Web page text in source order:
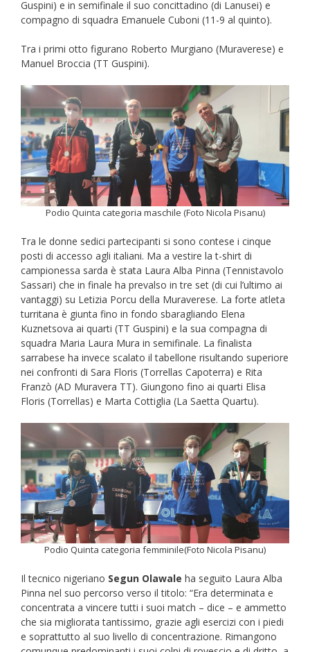
Guspini) e in semifinale il suo concittadino (di Lanusei) e
compagno di squadra Emanuele Cuboni (11-9 al quinto).
Tra i primi otto figurano Roberto Murgiano (Muraverese) e
Manuel Broccia (TT Guspini).
Podio Quinta categoria maschile (Foto Nicola Pisanu)
Tra le donne sedici partecipanti si sono contese i cinque
posti di accesso agli italiani. Ma a vestire la t-shirt di
campionessa sarda è stata Laura Alba Pinna (Tennistavolo
Sassari) che in finale ha prevalso in tre set (di cui l’ultimo ai
vantaggi) su Letizia Porcu della Muraverese. La forte atleta
turritana è giunta fino in fondo sbaragliando Elena
Kuznetsova ai quarti (TT Guspini) e la sua compagna di
squadra Maria Laura Mura in semifinale. La finalista
sarrabese ha invece scalato il tabellone risultando superiore
nei confronti di Sara Floris (Torrellas Capoterra) e Rita
Franzò (AD Muravera TT). Giungono fino ai quarti Elisa
Floris (Torrellas) e Marta Cottiglia (La Saetta Quartu).
Podio Quinta categoria femminile(Foto Nicola Pisanu)
Il tecnico nigeriano Segun Olawale ha seguito Laura Alba
Pinna nel suo percorso verso il titolo: “Era determinata e
concentrata a vincere tutti i suoi match – dice – e ammetto
che sia migliorata tantissimo, grazie agli esercizi con i piedi
e soprattutto al suo livello di concentrazione. Rimangono